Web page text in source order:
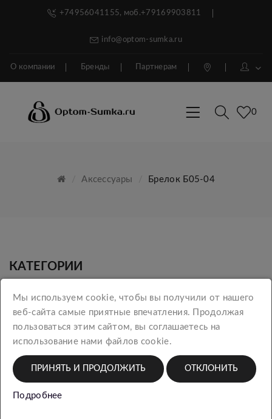
+74956041155, моб.+79169903811
info@optom-sumka.ru
О компании Бренды Партнерам
0
Аксессуары Брелок Б05-04
КАТЕГОРИИ
Женская
коллекция
Мужская
коллекция
Багаж
Мы используем cookie, чтобы вы получили от нашего
веб-сайта самые приятные впечатления. Продолжая
пользоваться этим сайтом, вы соглашаетесь на
использование нами файлов cookie.
ПРИНЯТЬ И ПРОДОЛЖИТЬ ОТКЛОНИТЬ
Подробнее